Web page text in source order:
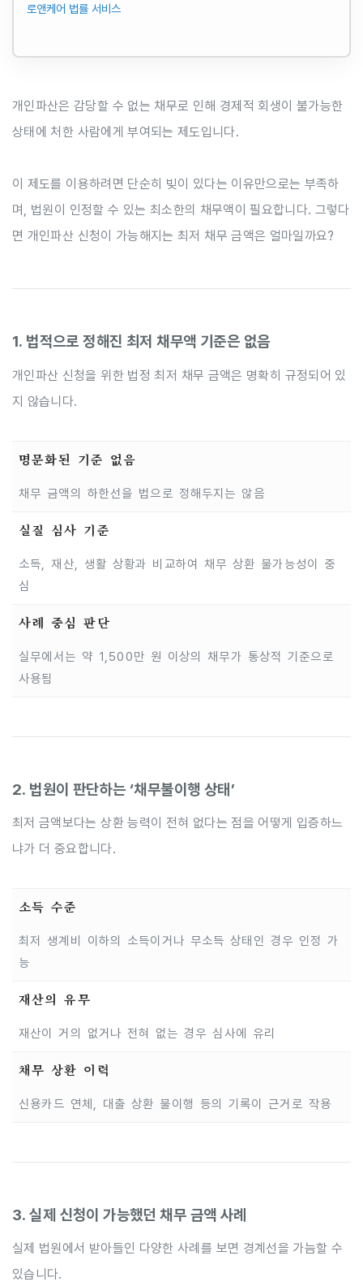
로앤케어 법률 서비스
개인파산은 감당할 수 없는 채무로 인해 경제적 회생이 불가능한
상태에 처한 사람에게 부여되는 제도입니다.
이 제도를 이용하려면 단순히 빚이 있다는 이유만으로는 부족하
며, 법원이 인정할 수 있는 최소한의 채무액이 필요합니다. 그렇다
면 개인파산 신청이 가능해지는 최저 채무 금액은 얼마일까요?
1. 법적으로 정해진 최저 채무액 기준은 없음
개인파산 신청을 위한 법정 최저 채무 금액은 명확히 규정되어 있
지 않습니다.
명문화된 기준 없음
채무 금액의 하한선을 법으로 정해두지는 않음
실질 심사 기준
소득, 재산, 생활 상황과 비교하여 채무 상환 불가능성이 중
심
사례 중심 판단
실무에서는 약 1,500만 원 이상의 채무가 통상적 기준으로
사용됨
2. 법원이 판단하는 ‘채무불이행 상태’
최저 금액보다는 상환 능력이 전혀 없다는 점을 어떻게 입증하느
냐가 더 중요합니다.
소득 수준
최저 생계비 이하의 소득이거나 무소득 상태인 경우 인정 가
능
재산의 유무
재산이 거의 없거나 전혀 없는 경우 심사에 유리
채무 상환 이력
신용카드 연체, 대출 상환 불이행 등의 기록이 근거로 작용
3. 실제 신청이 가능했던 채무 금액 사례
실제 법원에서 받아들인 다양한 사례를 보면 경계선을 가늠할 수
있습니다.